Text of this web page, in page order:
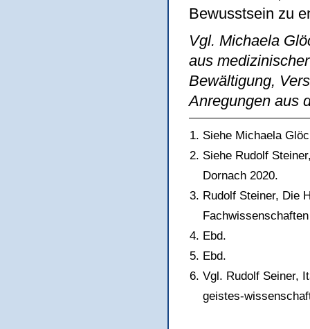
Bewusstsein zu
Vgl. Michaela
aus
Bewältigung,
Anregungen aus
Siehe Michaela
Siehe Rudolf
Dornach 2020.
Rudolf Steiner, Die
Ebd.
Ebd.
Vgl. Rudolf Seiner,
geistes-